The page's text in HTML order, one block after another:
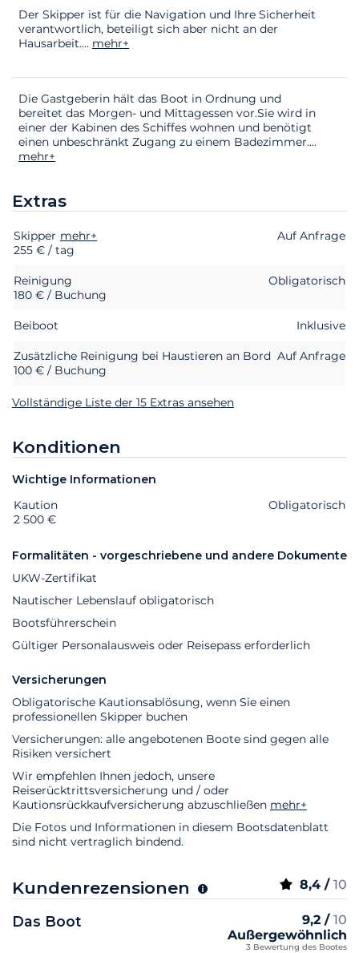
Der Skipper ist für die Navigation und Ihre Sicherheit
verantwortlich, beteiligt sich aber nicht an der
Hausarbeit.... mehr+
Die Gastgeberin hält das Boot in Ordnung und
bereitet das Morgen- und Mittagessen vor.Sie wird in
einer der Kabinen des Schiffes wohnen und benötigt
einen unbeschränkt Zugang zu einem Badezimmer....
mehr+
Extras
Extras Status Preis
Skipper mehr+
Auf Anfrage
255 € / tag
Reinigung
Obligatorisch
180 € / Buchung
Beiboot Inklusive
Zusätzliche Reinigung bei Haustieren an Bord Auf Anfrage
100 € / Buchung
Vollständige Liste der 15 Extras ansehen
Konditionen
Wichtige Informationen
Extras Status
Kaution
Obligatorisch
2 500 €
Formalitäten - vorgeschriebene und andere Dokumente
UKW-Zertifikat
Nautischer Lebenslauf obligatorisch
Bootsführerschein
Gültiger Personalausweis oder Reisepass erforderlich
Versicherungen
Obligatorische Kautionsablösung, wenn Sie einen
professionellen Skipper buchen
Versicherungen: alle angebotenen Boote sind gegen alle
Risiken versichert
Wir empfehlen Ihnen jedoch, unsere
Reiserücktrittsversicherung und / oder
Kautionsrückkaufversicherung abzuschließen mehr+
Die Fotos und Informationen in diesem Bootsdatenblatt
sind nicht vertraglich bindend.
Kundenrezensionen 8,4 / 10
Das Boot 9,2 / 10
Außergewöhnlich
3 Bewertung des Bootes